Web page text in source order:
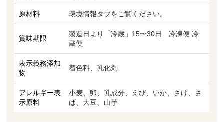
原材料 環境情報タブをご覧ください。
賞味期限
製造日より「冷蔵」15〜30日 冷凍便 冷
蔵便
表示義務添加
物
着色料、乳化剤
アレルギー表
示原料
小麦、卵、乳成分、えび、いか、さけ、さ
ば、大豆、山芋